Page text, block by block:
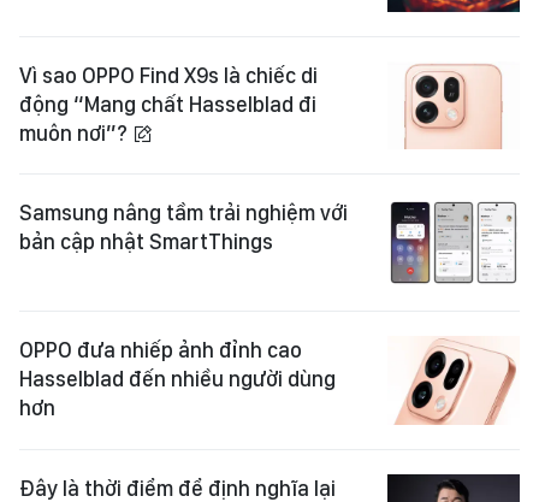
Vì sao OPPO Find X9s là chiếc di
động “Mang chất Hasselblad đi
muôn nơi”?
Samsung nâng tầm trải nghiệm với
bản cập nhật SmartThings
OPPO đưa nhiếp ảnh đỉnh cao
Hasselblad đến nhiều người dùng
hơn
Đây là thời điểm để định nghĩa lại